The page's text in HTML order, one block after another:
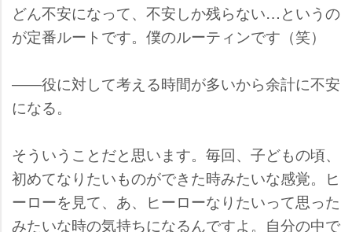
どん不安になって、不安しか残らない…というの
が定番ルートです。僕のルーティンです（笑）
――役に対して考える時間が多いから余計に不安
になる。
そういうことだと思います。毎回、子どもの頃、
初めてなりたいものができた時みたいな感覚。ヒ
ーローを見て、あ、ヒーローなりたいって思った
みたいな時の気持ちになるんですよ。自分の中で